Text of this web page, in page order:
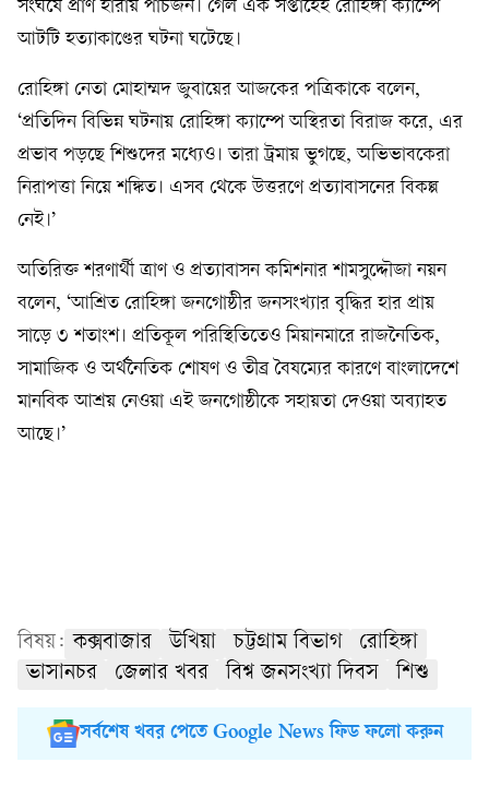
সংঘর্ষে প্রাণ হারায় পাঁচজন। গেল এক সপ্তাহেই রোহিঙ্গা ক্যাম্পে
আটটি হত্যাকাণ্ডের ঘটনা ঘটেছে।
রোহিঙ্গা নেতা মোহাম্মদ জুবায়ের আজকের পত্রিকাকে বলেন,
‘প্রতিদিন বিভিন্ন ঘটনায় রোহিঙ্গা ক্যাম্পে অস্থিরতা বিরাজ করে, এর
প্রভাব পড়ছে শিশুদের মধ্যেও। তারা ট্রমায় ভুগছে, অভিভাবকেরা
নিরাপত্তা নিয়ে শঙ্কিত। এসব থেকে উত্তরণে প্রত্যাবাসনের বিকল্প
নেই।’
অতিরিক্ত শরণার্থী ত্রাণ ও প্রত্যাবাসন কমিশনার শামসুদ্দৌজা নয়ন
বলেন, ‘আশ্রিত রোহিঙ্গা জনগোষ্ঠীর জনসংখ্যার বৃদ্ধির হার প্রায়
সাড়ে ৩ শতাংশ। প্রতিকূল পরিস্থিতিতেও মিয়ানমারে রাজনৈতিক,
সামাজিক ও অর্থনৈতিক শোষণ ও তীব্র বৈষম্যের কারণে বাংলাদেশে
মানবিক আশ্রয় নেওয়া এই জনগোষ্ঠীকে সহায়তা দেওয়া অব্যাহত
আছে।’
বিষয়: কক্সবাজার উখিয়া চট্টগ্রাম বিভাগ
রোহিঙ্গা
ভাসানচর
জেলার খবর বিশ্ব জনসংখ্যা দিবস শিশু
সর্বশেষ খবর পেতে Google News ফিড ফলো করুন